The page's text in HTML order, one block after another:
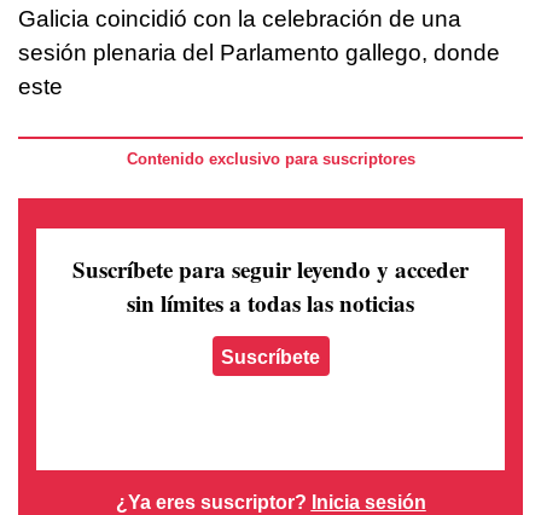
Galicia coincidió con la celebración de una
sesión plenaria del Parlamento gallego, donde
este
Contenido exclusivo para suscriptores
Suscríbete para seguir leyendo y acceder
sin límites a todas las noticias
Suscríbete
¿Ya eres suscriptor? Inicia sesión